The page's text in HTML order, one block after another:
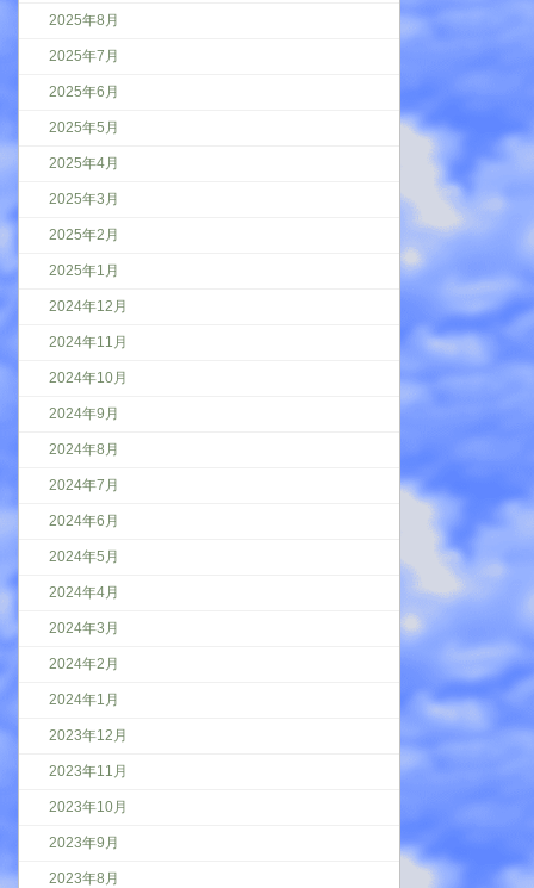
2025年8月
2025年7月
2025年6月
2025年5月
2025年4月
2025年3月
2025年2月
2025年1月
2024年12月
2024年11月
2024年10月
2024年9月
2024年8月
2024年7月
2024年6月
2024年5月
2024年4月
2024年3月
2024年2月
2024年1月
2023年12月
2023年11月
2023年10月
2023年9月
2023年8月